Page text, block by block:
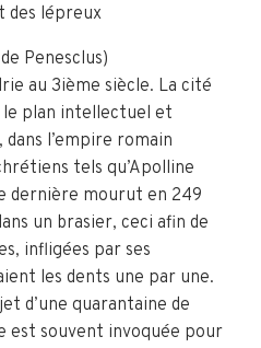
des lépreux
Penesclus)
au 3ième siècle. La cité
plan intellectuel et
l’empire romain
tels qu’Apolline
dernière mourut en 249
un brasier, ceci afin de
infligées par ses
les dents une par une.
d’une quarantaine de
est souvent invoquée pour